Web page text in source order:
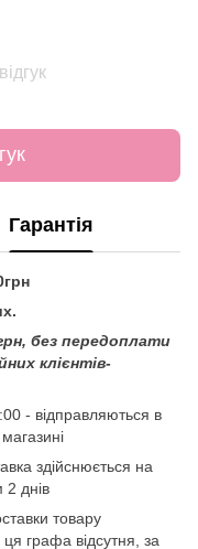
Гарантія
без передоплати
клієнтів-
- відправляються в
здійснюється на
2 днів
товару
графа відсутня, за